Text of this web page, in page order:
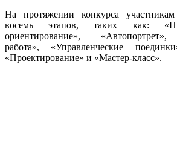
На протяжении конкурса
восемь этапов, таких как:
ориентирование»,
работа», «Управленческие
«Проектирование» и «Мастер-класс».